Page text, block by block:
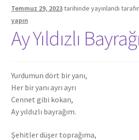
Temmuz 29, 2023tarihinde yayınlandı
yapın
Ay Yıldızlı
Yurdumun dört bir yanı,
Her bir yanı ayrı ayrı
Cennet gibi kokan,
Ay yıldızlı bayrağım.
Şehitler düşer toprağıma,